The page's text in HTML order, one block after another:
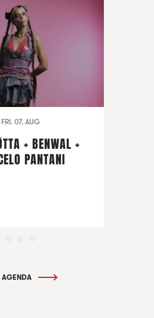
FRI. 07. AUG
+ BENWAL +
PANTANI
AGENDA